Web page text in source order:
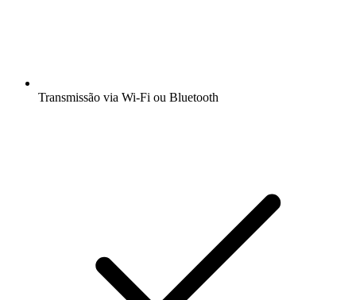
Transmissão via Wi-Fi ou Bluetooth